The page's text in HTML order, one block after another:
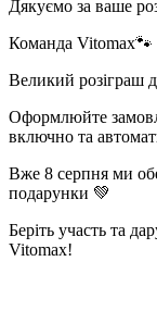
Дякуємо за ваше
Команда Vitomax🐾
Великий розіграш
Оформлюйте
включно та
Вже 8 серпня ми
подарунки 💚
Беріть участь та
Vitomax!